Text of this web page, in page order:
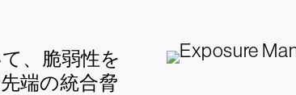
、脆弱性を
端の統合脅